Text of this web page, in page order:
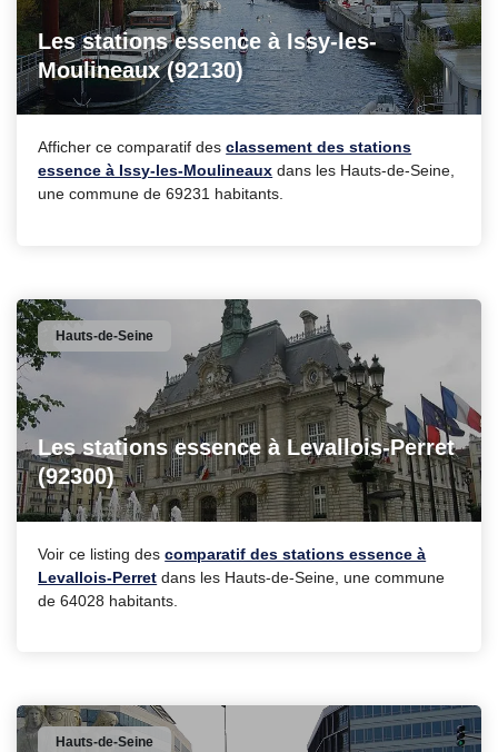
Les stations essence à Issy-les-
Moulineaux (92130)
Afficher ce comparatif desclassement des stations
essence à Issy-les-Moulineaux dans les Hauts-de-Seine,
une commune de 69231 habitants.
Les stations essence à Levallois-Perret
(92300)
Hauts-de-Seine
Voir ce listing descomparatif des stations essence à
Levallois-Perret dans les Hauts-de-Seine, une commune
de 64028 habitants.
Hauts-de-Seine